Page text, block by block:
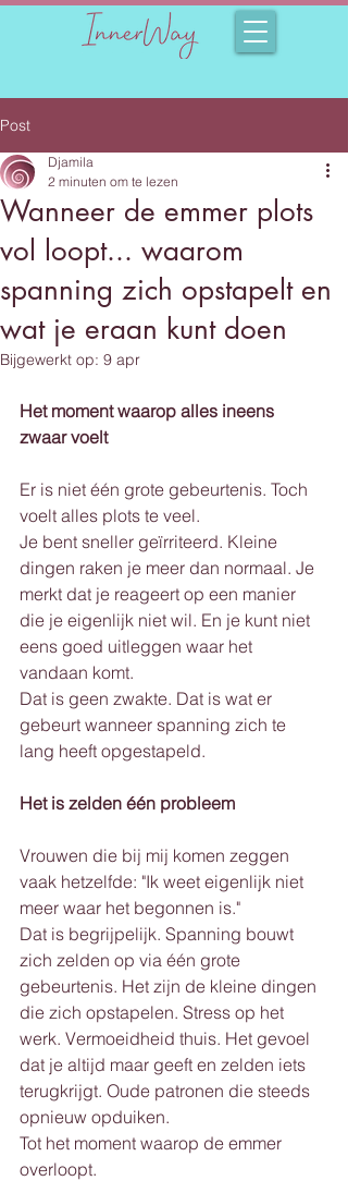
Post
Wanneer de emmer plots
vol loopt... waarom
spanning zich opstapelt en
wat je eraan kunt doen
Djamila
2 minuten om te lezen
Bijgewerkt op: 9 apr
Het moment waarop alles ineens
zwaar voelt
Er is niet één grote gebeurtenis. Toch
voelt alles plots te veel.
Je bent sneller geïrriteerd. Kleine
dingen raken je meer dan normaal. Je
merkt dat je reageert op een manier
die je eigenlijk niet wil. En je kunt niet
eens goed uitleggen waar het
vandaan komt.
Dat is geen zwakte. Dat is wat er
gebeurt wanneer spanning zich te
lang heeft opgestapeld.
Het is zelden één probleem
Vrouwen die bij mij komen zeggen
vaak hetzelfde: "Ik weet eigenlijk niet
meer waar het begonnen is."
Dat is begrijpelijk. Spanning bouwt
zich zelden op via één grote
gebeurtenis. Het zijn de kleine dingen
die zich opstapelen. Stress op het
werk. Vermoeidheid thuis. Het gevoel
dat je altijd maar geeft en zelden iets
terugkrijgt. Oude patronen die steeds
opnieuw opduiken.
Tot het moment waarop de emmer
overloopt.